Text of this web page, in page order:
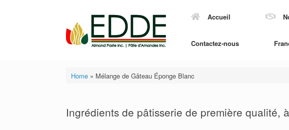
Accueil
Contactez-nous
Home» Mélange de Gâteau Éponge Blanc
Ingrédients de pâtisserie de première qualité,